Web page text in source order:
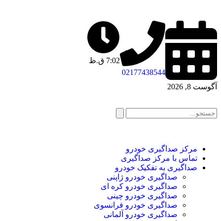
آگوست 8, 2026
02177438544
7:02 ق.ظ
مرکز صداگیری خودرو
تماس با مرکز صداگیری
صداگیری به تفکیک خودرو
صداگیری خودرو ژاپنی
صداگیری خودرو کره ای
صداگیری خودرو چینی
صداگیری خودرو فرانسوی
صداگیری خودرو آلمانی